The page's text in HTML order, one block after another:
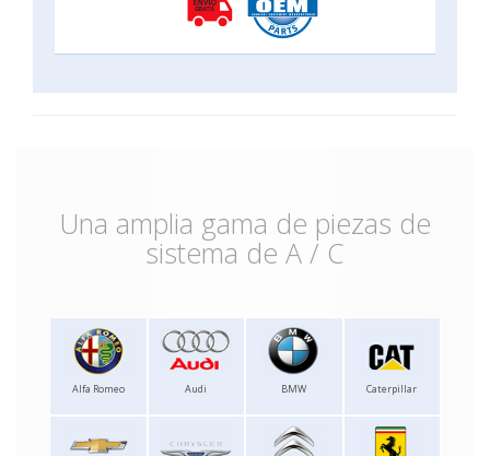
Una amplia gama de piezas de
sistema de A / C
Alfa Romeo Audi BMW Caterpillar